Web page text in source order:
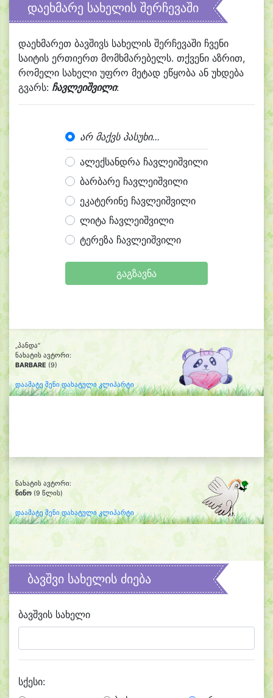
დაეხმარე სახელის შერჩევაში
დაეხმარეთ ბავშივს სახელის შერჩევაში ჩვენი
საიტის ერთიერთ მომხმარებელს. თქვენი აზრით,
რომელი სახელი უფრო მეტად ეწყობა ან უხდება
გვარს: ჩავლეიშვილი:
არ მაქვს პასუხი...
ალექსანდრა ჩავლეიშვილი
ბარბარე ჩავლეიშვილი
ეკატერინე ჩავლეიშვილი
ლიტა ჩავლეიშვილი
ტერეზა ჩავლეიშვილი
გაგზავნა
„პანდა“
ნახატის ავტორი:
BARBARE (9)
დაამატე შენი დახატული კლიპარტი
ნახატის ავტორი:
ნინო (9 წლის)
დაამატე შენი დახატული კლიპარტი
ბავშვი სახელის ძიება
ბავშვის სახელი
სქესი: